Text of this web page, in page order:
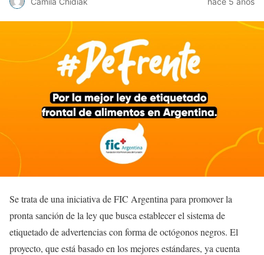
Se trata de una iniciativa de FIC Argentina para promover la
pronta sanción de la ley que busca establecer el sistema de
etiquetado de advertencias con forma de octógonos negros. El
proyecto, que está basado en los mejores estándares, ya cuenta